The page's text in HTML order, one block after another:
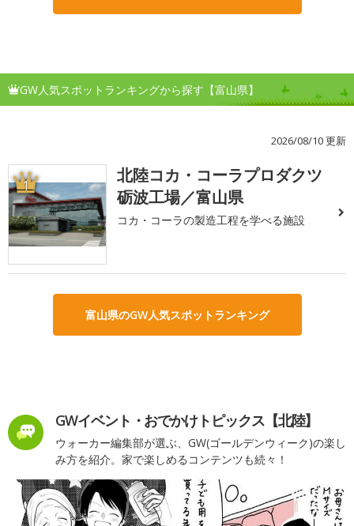
GW人気スポットランキングから探す【富山県】
2026/08/10 更新
1
北陸コカ・コーラプロダクツ
砺波工場／富山県
コカ・コーラの製造工程を学べる施設
富山県のGW人気スポットランキング
GWイベント・おでかけトピックス【北陸】
ウォーカー編集部が選ぶ、GW(ゴールデンウィーク)の楽し
み方を紹介。家で楽しめるコンテンツも続々！